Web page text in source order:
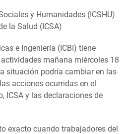
y Humanidades (ICSHU)
la Salud (ICSA)
e Ingeniería (ICBI) tiene
mañana miércoles 18
situación podría cambiar en las
acciones ocurridas en el
ICSA y las declaraciones de
exacto cuando trabajadores del